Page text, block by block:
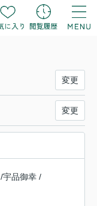
変更
変更
/宇品御幸 /